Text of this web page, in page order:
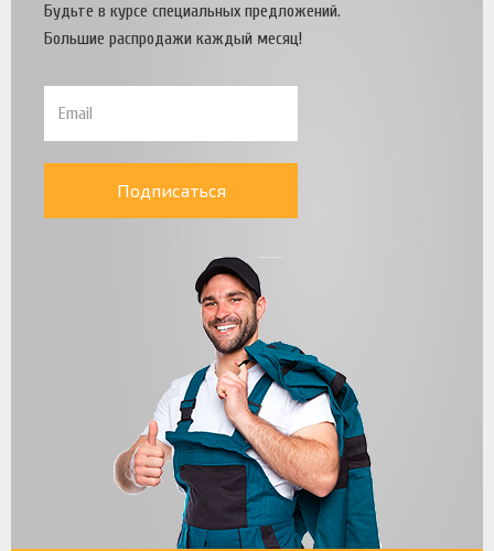
Будьте в курсе специальных предложений.
Большие распродажи каждый месяц!
Подписаться